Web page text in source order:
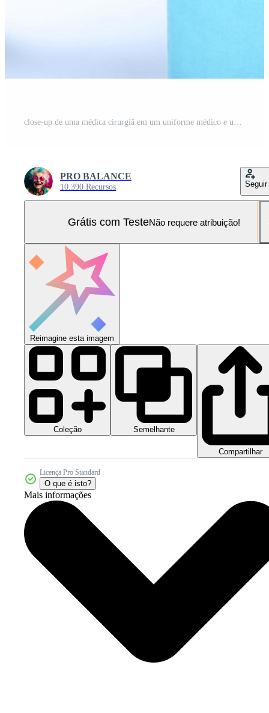
close-up de uma médica cirurgiã em um uniforme médico e um ícone do intestino com um intestino grosso no fundo da mesa de operação no hospital, fundo desfocado macio. Foto Pro
PRO BALANCE
10.390 Recursos Seguir
Grátis com TesteNão requere atribuição!
Reimagine esta imagem
Coleção Semelhante
Compartilhar
Licença Pro Standard
O que é isto?
Mais informações